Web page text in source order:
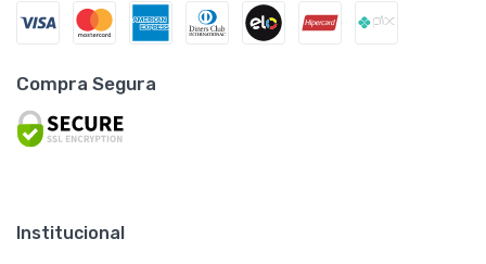
Compra Segura
Institucional